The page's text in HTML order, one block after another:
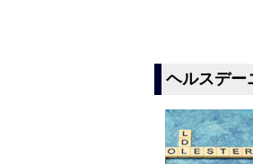
ヘルスデー